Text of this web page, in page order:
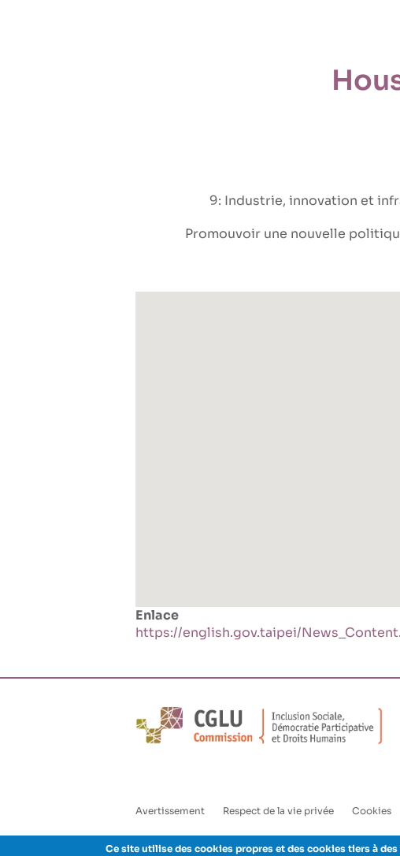
9: Industrie, innovation et
Promouvoir une nouvelle
Enlace
https://english.gov.taipei/
Enlaces
Avertissement Respect de la vie privée Cookies
Ce site utilise des cookies propres et des cookies tiers à